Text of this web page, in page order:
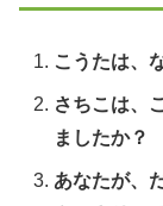
こうたは、
さちこは、
ましたか？
あなたが、